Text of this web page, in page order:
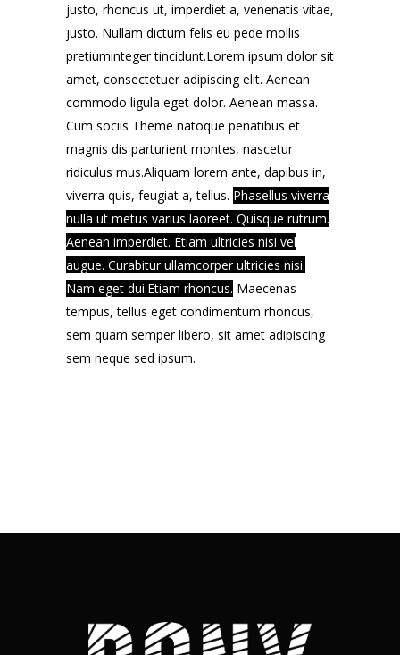
justo, rhoncus ut, imperdiet a, venenatis vitae,
justo. Nullam dictum felis eu pede mollis
pretiuminteger tincidunt.Lorem ipsum dolor sit
amet, consectetuer adipiscing elit. Aenean
commodo ligula eget dolor. Aenean massa.
Cum sociis Theme natoque penatibus et
magnis dis parturient montes, nascetur
ridiculus mus.Aliquam lorem ante, dapibus in,
viverra quis, feugiat a, tellus. Phasellus viverra
nulla ut metus varius laoreet. Quisque rutrum.
Aenean imperdiet. Etiam ultricies nisi vel
augue. Curabitur ullamcorper ultricies nisi.
Nam eget dui.Etiam rhoncus. Maecenas
tempus, tellus eget condimentum rhoncus,
sem quam semper libero, sit amet adipiscing
sem neque sed ipsum.